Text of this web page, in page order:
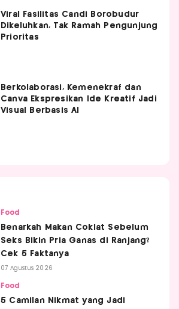
Viral Fasilitas Candi Borobudur
Dikeluhkan, Tak Ramah Pengunjung
Prioritas
Berkolaborasi, Kemenekraf dan
Canva Ekspresikan Ide Kreatif Jadi
Visual Berbasis AI
Food
Benarkah Makan Coklat Sebelum
Seks Bikin Pria Ganas di Ranjang?
Cek 5 Faktanya
07 Agustus 2026
Food
5 Camilan Nikmat yang Jadi